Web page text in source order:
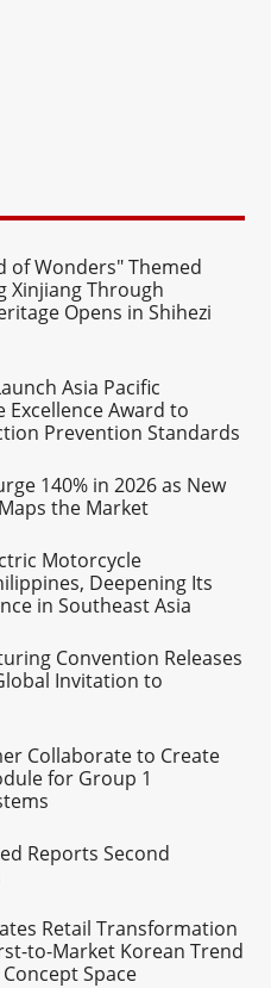
of Wonders" Themed
Xinjiang Through
Opens in Shihezi
Asia Pacific
Award to
Prevention Standards
140% in 2026 as New
the Market
Motorcycle
Deepening Its
in Southeast Asia
Convention Releases
Invitation to
Collaborate to Create
for Group 1
Reports Second
Retail Transformation
to-Market Korean Trend
Space